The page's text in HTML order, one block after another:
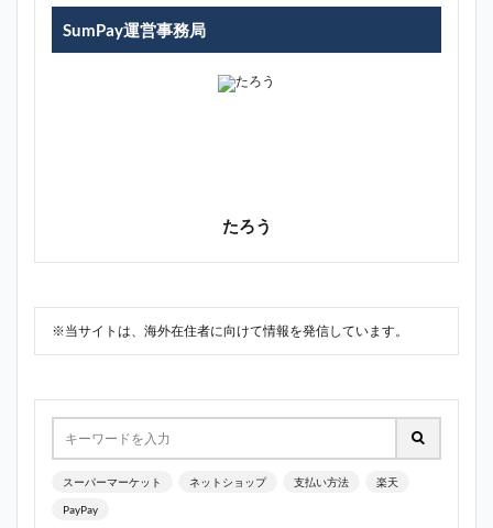
SumPay運営事務局
たろう
※当サイトは、海外在住者に向けて情報を発信しています。
スーパーマーケット ネットショップ 支払い方法 楽天
PayPay